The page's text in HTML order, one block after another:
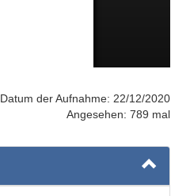
Datum der Aufnahme: 22/12/2020
Angesehen: 789 mal